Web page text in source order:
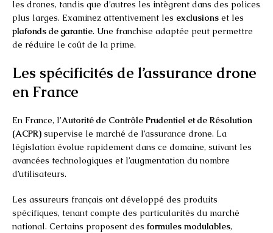
les drones, tandis que d’autres les intègrent dans des polices
plus larges. Examinez attentivement les exclusions et les
plafonds de garantie. Une franchise adaptée peut permettre
de réduire le coût de la prime.
Les spécificités de l’assurance drone
en France
En France, l’Autorité de Contrôle Prudentiel et de Résolution
(ACPR) supervise le marché de l’assurance drone. La
législation évolue rapidement dans ce domaine, suivant les
avancées technologiques et l’augmentation du nombre
d’utilisateurs.
Les assureurs français ont développé des produits
spécifiques, tenant compte des particularités du marché
national. Certains proposent des formules modulables,